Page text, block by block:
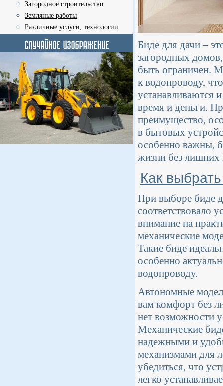
Загородное строительство
Земляные работы
Различные услуги, технологии
Биде для дачи –
загородных
быть ограничен.
к водопроводу,
устанавливаются
время и деньги.
преимущество,
в бытовых
особенно важны,
жизни без лишних
Как
При выборе биде
соответствовало
внимание на
механические
Такие биде
особенно
водопроводу.
Автономные
вам комфорт без
нет возможности
Механические
надежными и
механизмами для
убедиться, что
легко